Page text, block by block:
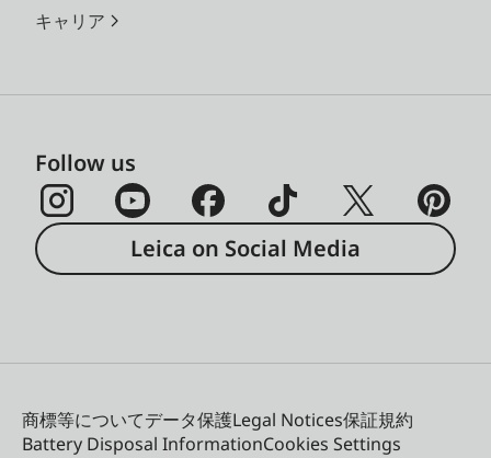
キャリア
Follow us
Leica on Social Media
商標等についてデータ保護Legal Notices保証規約
Battery Disposal InformationCookies Settings